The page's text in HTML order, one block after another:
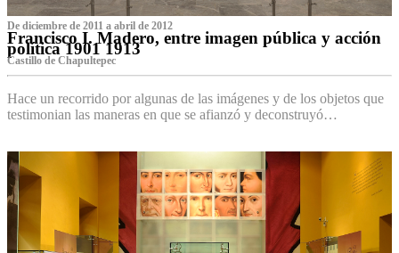
De diciembre de 2011 a abril de 2012
Francisco I. Madero, entre imagen pública y acción
política 1901 1913
Castillo de Chapultepec
Hace un recorrido por algunas de las imágenes y de los objetos que
testimonian las maneras en que se afianzó y deconstruyó…